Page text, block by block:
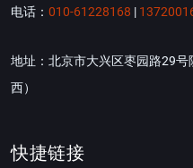
电话： 010-61228168 |
地址：北京市大兴区枣园路29
西）
快捷链接